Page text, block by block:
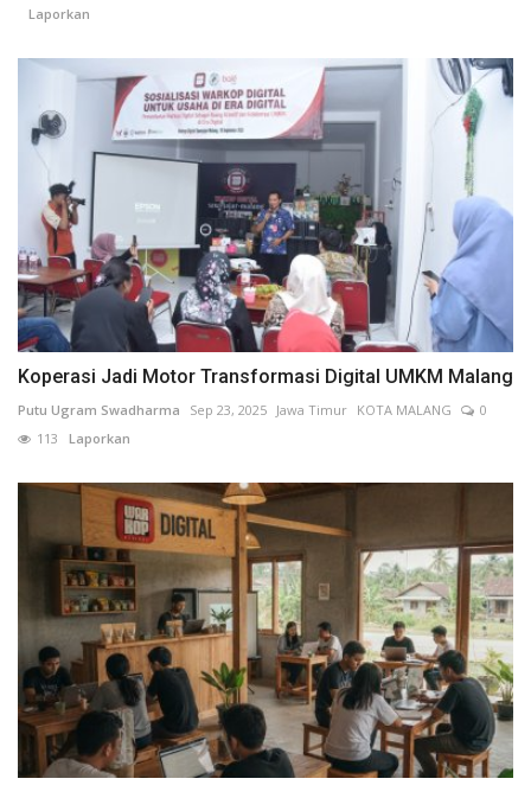
Laporkan
Koperasi Jadi Motor Transformasi Digital UMKM Malang
Putu Ugram Swadharma Sep 23, 2025 Jawa Timur KOTA MALANG
0
113 Laporkan